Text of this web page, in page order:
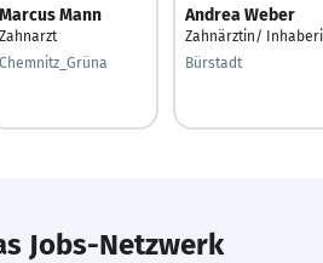
Marcus Mann
Zahnarzt
Chemnitz_Grüna
Andrea Weber
Zahnärztin/
Bürstadt
Jobs-Netzwerk